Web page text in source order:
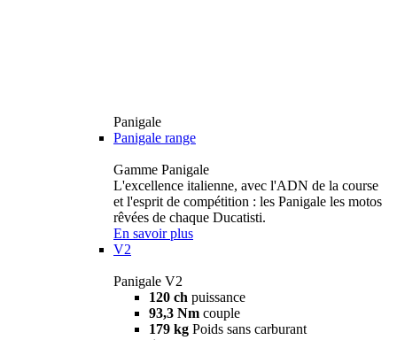
Panigale
Panigale range
Gamme Panigale
L'excellence italienne, avec l'ADN de la course
et l'esprit de compétition : les Panigale les motos
rêvées de chaque Ducatisti.
En savoir plus
V2
Panigale V2
120 ch puissance
93,3 Nm couple
179 kg Poids sans carburant